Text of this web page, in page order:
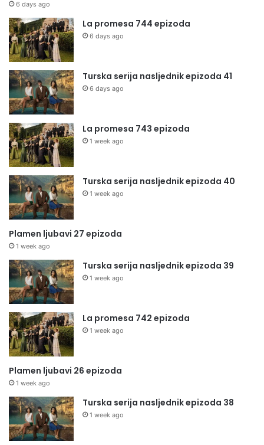
6 days ago
La promesa 744 epizoda
6 days ago
Turska serija nasljednik epizoda 41
6 days ago
La promesa 743 epizoda
1 week ago
Turska serija nasljednik epizoda 40
1 week ago
Plamen ljubavi 27 epizoda
1 week ago
Turska serija nasljednik epizoda 39
1 week ago
La promesa 742 epizoda
1 week ago
Plamen ljubavi 26 epizoda
1 week ago
Turska serija nasljednik epizoda 38
1 week ago